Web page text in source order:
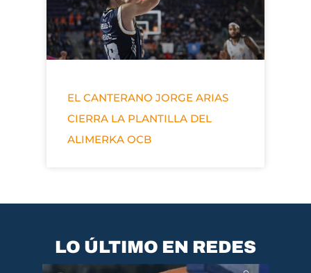
EL CANTERANO JORGE ARIAS
CIERRA LA PLANTILLA DEL
ALIMERKA OCB
LO ÚLTIMO EN REDES